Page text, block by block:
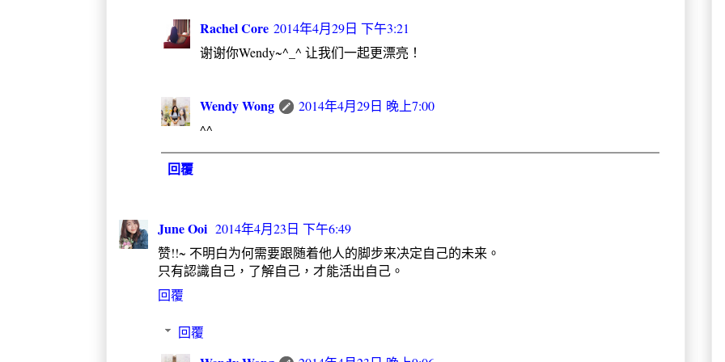
Rachel Core 2014年4月29日 下午3:21
谢谢你Wendy~^_^ 让我们一起更漂亮！
Wendy Wong
2014年4月29日 晚上7:00
^^
回覆
June Ooi 2014年4月23日 下午6:49
赞!!~ 不明白为何需要跟随着他人的脚步来决定自己的未来。
只有認識自己，了解自己，才能活出自己。
回覆
回覆